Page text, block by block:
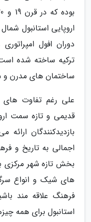
اروپایی استانبول
دوران افول
ترکیه ساخته شده
ساختمان های مدرن و
علی رغم تفاوت
قدیمی و تازه سمت
بازدیدکنندگان
اجمالی به تاریخ و
بخش تازه شهر مرکزی
های شیک و انواع
فرهنگ علاقه مند
استانبول برای همه